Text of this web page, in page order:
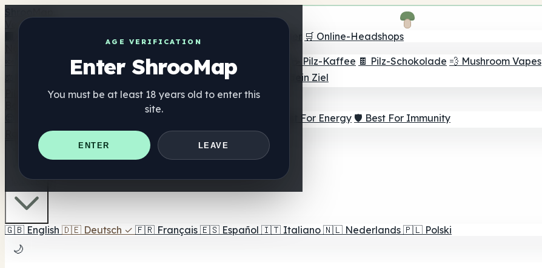
AGE VERIFICATION
Enter ShrooMap
You must be at least 18 years old to enter this
site.
ENTER LEAVE
Verzeichnis
📍 Headshop-Finder
🛒 Online-Headshops
🍬 Pilz-Gummis 💊 Pilz-Kapseln 💧 Pilz-Tinkturen 🫙 Pilz-Pulver ☕ Pilz-Kaffee 🍫 Pilz-Schokolade 💨 Mushroom Vapes
⚖️ Produkte vergleichen 💰 Angebote & Rabatte 🎯 Beste für dein Ziel
⚡ Best For Energy 🛡️ Best For Immunity
Ratgeber Quiz Blog In der Nähe
🇩🇪 DE
🇬🇧 English 🇩🇪 Deutsch ✓ 🇫🇷 Français 🇪🇸 Español 🇮🇹 Italiano 🇳🇱 Nederlands 🇵🇱 Polski
🌙